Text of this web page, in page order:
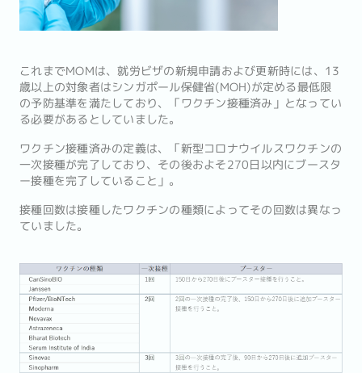
これまでMOMは、就労ビザの新規申請および更新時には、13
歳以上の対象者はシンガポール保健省(MOH)が定める最低限
の予防基準を満たしており、「ワクチン接種済み」となってい
る必要があるとしていました。
ワクチン接種済みの定義は、「新型コロナウイルスワクチンの
一次接種が完了しており、その後およそ270日以内にブースタ
ー接種を完了していること」。
接種回数は接種したワクチンの種類によってその回数は異なっ
ていました。